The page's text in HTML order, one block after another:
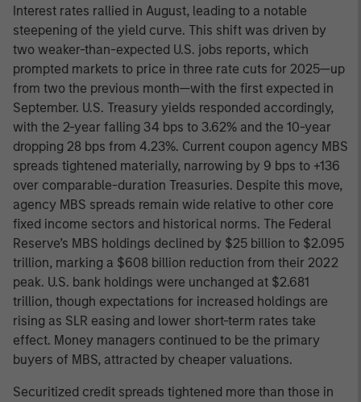
Interest rates rallied in August, leading to a notable
steepening of the yield curve. This shift was driven by
two weaker-than-expected U.S. jobs reports, which
prompted markets to price in three rate cuts for 2025—up
from two the previous month—with the first expected in
September. U.S. Treasury yields responded accordingly,
with the 2-year falling 34 bps to 3.62% and the 10-year
dropping 28 bps from 4.23%. Current coupon agency MBS
spreads tightened materially, narrowing by 9 bps to +136
over comparable-duration Treasuries. Despite this move,
agency MBS spreads remain wide relative to other core
fixed income sectors and historical norms. The Federal
Reserve’s MBS holdings declined by $25 billion to $2.095
trillion, marking a $608 billion reduction from their 2022
peak. U.S. bank holdings were unchanged at $2.681
trillion, though expectations for increased holdings are
rising as SLR easing and lower short-term rates take
effect. Money managers continued to be the primary
buyers of MBS, attracted by cheaper valuations.
Securitized credit spreads tightened more than those in